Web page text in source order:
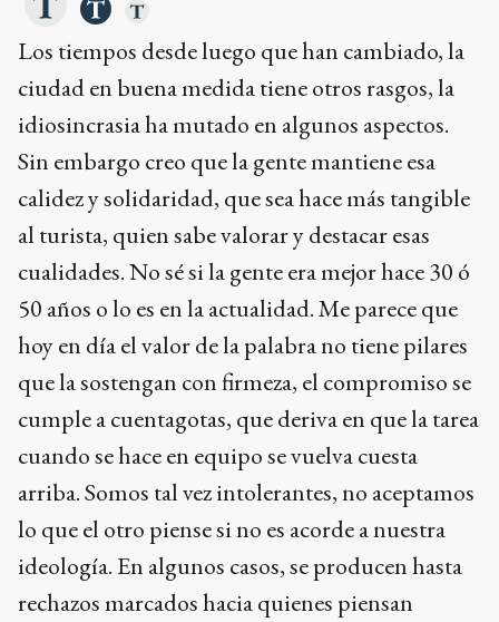
Los tiempos desde luego que han cambiado, la
ciudad en buena medida tiene otros rasgos, la
idiosincrasia ha mutado en algunos aspectos.
Sin embargo creo que la gente mantiene esa
calidez y solidaridad, que sea hace más tangible
al turista, quien sabe valorar y destacar esas
cualidades. No sé si la gente era mejor hace 30 ó
50 años o lo es en la actualidad. Me parece que
hoy en día el valor de la palabra no tiene pilares
que la sostengan con firmeza, el compromiso se
cumple a cuentagotas, que deriva en que la tarea
cuando se hace en equipo se vuelva cuesta
arriba. Somos tal vez intolerantes, no aceptamos
lo que el otro piense si no es acorde a nuestra
ideología. En algunos casos, se producen hasta
rechazos marcados hacia quienes piensan